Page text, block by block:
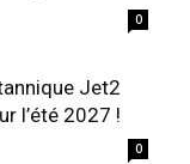
0
Jet2
l’été 2027 !
0